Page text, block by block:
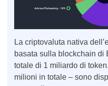
La criptovaluta nativa
basata sulla blockchain di
totale di 1 miliardo di
milioni in totale – sono